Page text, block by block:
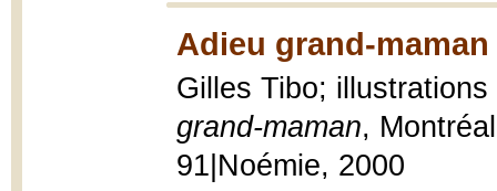
Adieu grand-maman
Gilles Tibo;
grand-maman,
91|Noémie, 2000